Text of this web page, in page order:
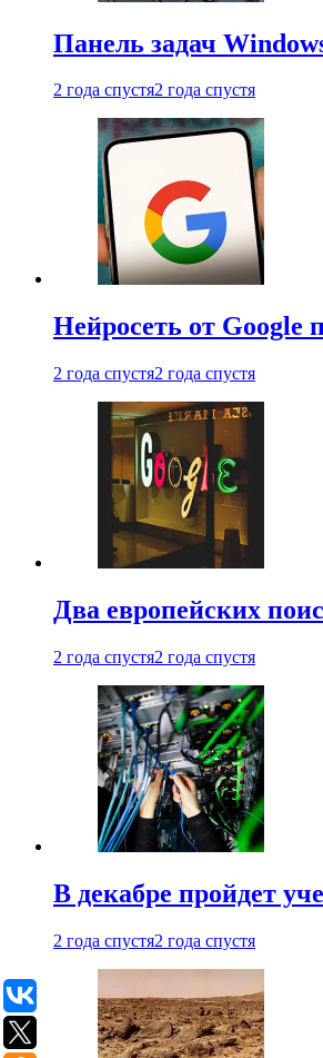
Панель задач
2 года спустя2 года спустя
Нейросеть от Google
2 года спустя2 года спустя
Два европейских
2 года спустя2 года спустя
В декабре пройдет
2 года спустя2 года спустя